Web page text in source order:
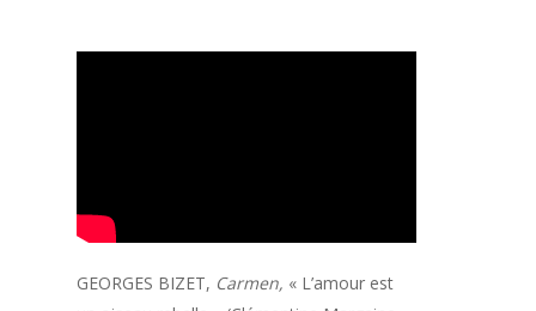
GEORGES BIZET, Carmen, « L’amour est